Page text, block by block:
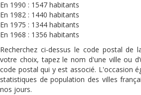
En 1990 : 1547 habitants
En 1982 : 1440 habitants
En 1975 : 1344 habitants
En 1968 : 1356 habitants
Recherchez ci-dessus le code postal de
votre choix, tapez le nom d'une ville ou
code postal qui y est associé. L'occasion
statistiques de population des villes
nos jours.